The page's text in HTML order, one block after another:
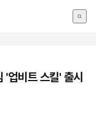
업비트 스킬' 출시